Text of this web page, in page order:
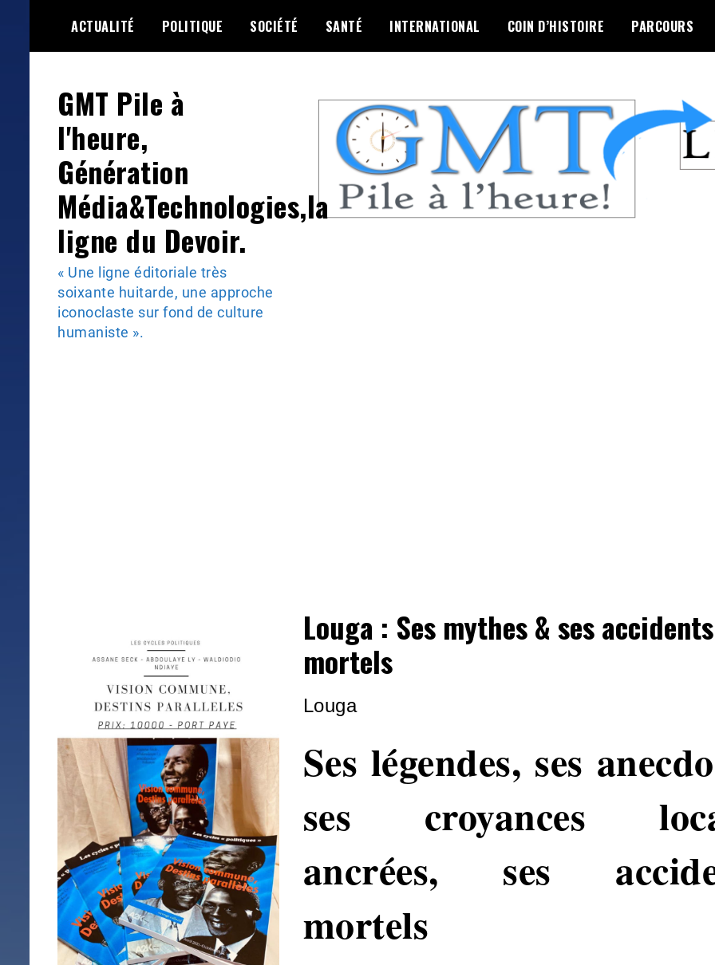
content
ACTUALITÉ POLITIQUE SOCIÉTÉ SANTÉ INTERNATIONAL COIN D’HISTOIRE PARCOURS
GMT Pile à
l'heure,
Génération
Média&Technologies,la
ligne du Devoir.
« Une ligne éditoriale très
soixante huitarde, une approche
iconoclaste sur fond de culture
humaniste ».
Louga : Ses mythes & ses accidents
mortels
Louga
Ses légendes, ses
ses croyances
ancrées, ses
mortels